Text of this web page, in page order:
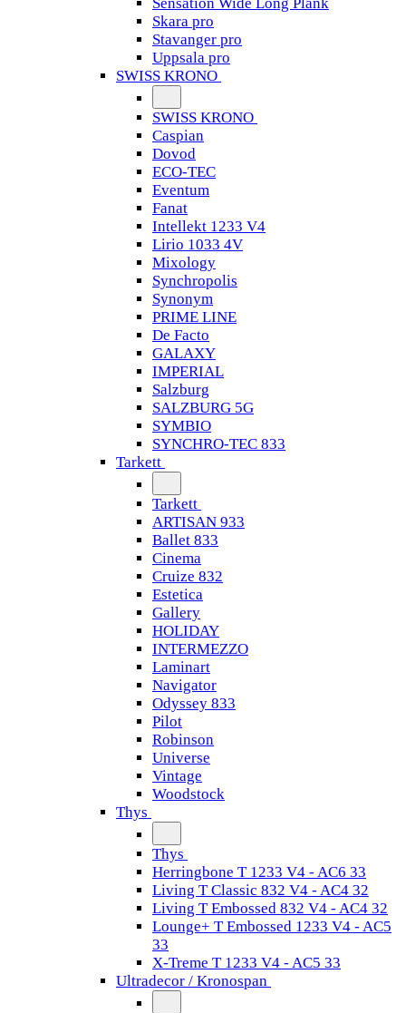
Skara pro
Stavanger pro
Uppsala pro
SWISS KRONO
SWISS KRONO
Caspian
Dovod
ECO-TEC
Eventum
Fanat
Intellekt 1233 V4
Lirio 1033 4V
Mixology
Synchropolis
Synonym
PRIME LINE
De Facto
GALAXY
IMPERIAL
Salzburg
SALZBURG 5G
SYMBIO
SYNCHRO-TEC 833
Tarkett
Tarkett
ARTISAN 933
Ballet 833
Cinema
Cruize 832
Estetica
Gallery
HOLIDAY
INTERMEZZO
Laminart
Navigator
Odyssey 833
Pilot
Robinson
Universe
Vintage
Woodstock
Thys
Thys
Herringbone T 1233 V4 - AC6 33
Living T Classic 832 V4 - AC4 32
Living T Embossed 832 V4 - AC4 32
Lounge+ T Embossed 1233 V4 - AC5
33
X-Treme T 1233 V4 - AC5 33
Ultradecor / Kronospan